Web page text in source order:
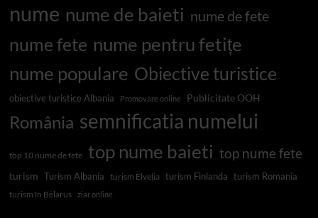
nume nume de baieti nume de fete
nume fete nume pentru fetițe
nume populare Obiective turistice
obiective turistice Albania Promovare online Publicitate OOH
România semnificatia numelui
top 10 nume de fete top nume baieti top nume fete
turism Turism Albania turism Elveția turism Finlanda turism Romania
turism în Belarus ziar online